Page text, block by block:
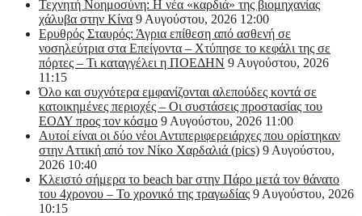
Τεχνητή Νοημοσύνη: Η νέα «καρδιά» της βιομηχανίας
χάλυβα στην Κίνα 9 Αυγούστου, 2026 12:00
Ερυθρός Σταυρός: Άγρια επίθεση από ασθενή σε
νοσηλεύτρια στα Επείγοντα – Χτύπησε το κεφάλι της σε
πόρτες – Τι καταγγέλει η ΠΟΕΔΗΝ 9 Αυγούστου, 2026
11:15
Όλο και συχνότερα εμφανίζονται αλεπούδες κοντά σε
κατοικημένες περιοχές – Οι συστάσεις προστασίας του
ΕΟΔΥ προς τον κόσμο 9 Αυγούστου, 2026 11:00
Αυτοί είναι οι δύο νέοι Αντιπεριφερειάρχες που ορίστηκαν
στην Αττική από τον Νίκο Χαρδαλιά (pics) 9 Αυγούστου,
2026 10:40
Κλειστό σήμερα το beach bar στην Πάρο μετά τον θάνατο
του 4χρονου – Το χρονικό της τραγωδίας 9 Αυγούστου, 2026
10:15